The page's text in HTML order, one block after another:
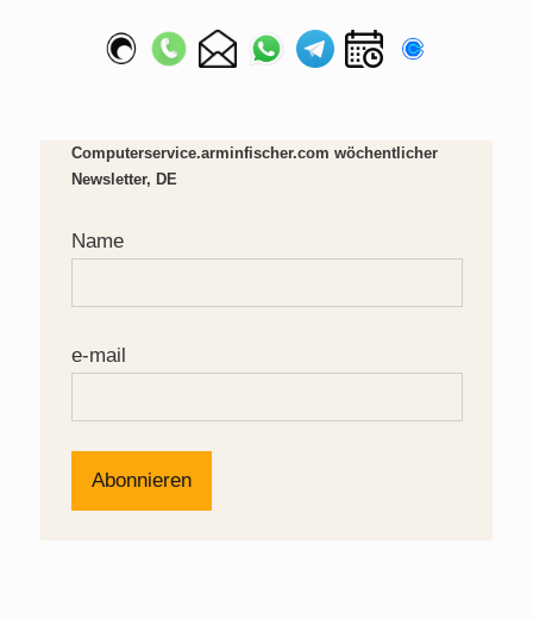
Computerservice.arminfischer.com wöchentlicher
Newsletter, DE
Name
e-mail